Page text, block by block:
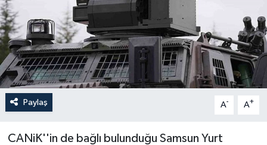
Paylaş A- A+
CANiK''in de bağlı bulunduğu Samsun Yurt